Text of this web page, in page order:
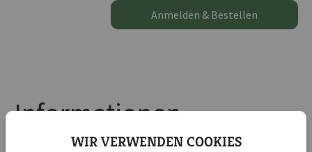
Anmelden & Bestellen
Informationen
Produktinformationen "Bodentherapie"
WIR VERWENDEN COOKIES